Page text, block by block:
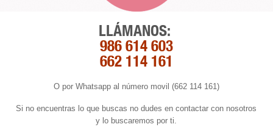
LLÁMANOS:
986 614 603
662 114 161
O por Whatsapp al número movil (662 114 161)
Si no encuentras lo que buscas no dudes en contactar con nosotros
y lo buscaremos por ti.